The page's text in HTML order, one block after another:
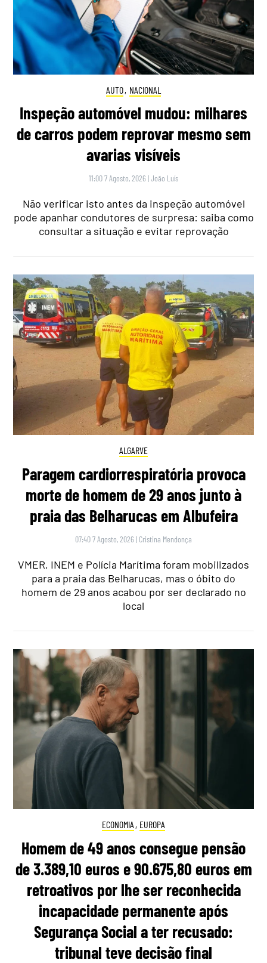
AUTO, NACIONAL
Inspeção automóvel mudou: milhares
de carros podem reprovar mesmo sem
avarias visíveis
11:00 7 Agosto, 2026 |João Luís
Não verificar isto antes da inspeção automóvel
pode apanhar condutores de surpresa: saiba como
consultar a situação e evitar reprovação
ALGARVE
Paragem cardiorrespiratória provoca
morte de homem de 29 anos junto à
praia das Belharucas em Albufeira
07:40 7 Agosto, 2026 | Cristina Mendonça
VMER, INEM e Polícia Marítima foram mobilizados
para a praia das Belharucas, mas o óbito do
homem de 29 anos acabou por ser declarado no
local
ECONOMIA , EUROPA
Homem de 49 anos consegue pensão
de 3.389,10 euros e 90.675,80 euros em
retroativos por lhe ser reconhecida
incapacidade permanente após
Segurança Social a ter recusado:
tribunal teve decisão final